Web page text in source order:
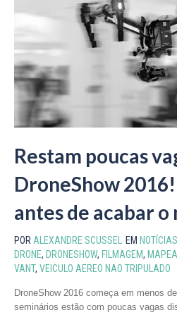
Restam poucas
DroneShow
antes de acabar o
POR ALEXANDRE SCUSSEL EM NOTÍCIAS
DRONE, DRONESHOW, FILMAGEM,
VANT, VEICULO AEREO NAO TRIPULADO
DroneShow 2016 começa em menos
seminários estão com poucas vagas